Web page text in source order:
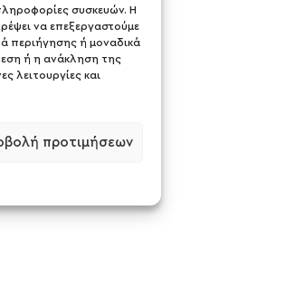
συσκευών. Η
να επεξεργαστούμε
περιήγησης ή μοναδικά
ή η ανάκληση της
λειτουργίες και
προτιμήσεων